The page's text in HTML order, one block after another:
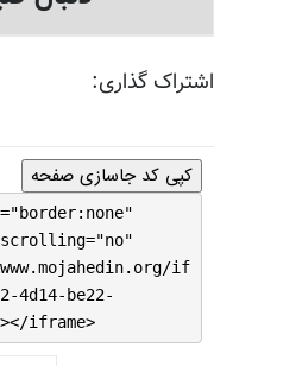
اشتراک گذاری:
کپی کد جاسازی صفحه
scrolling="no"
if
4d14-be22-
iframe>